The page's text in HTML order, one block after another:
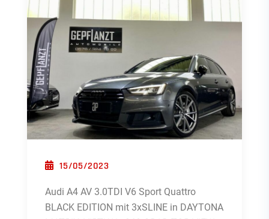
POSTED ON
15/05/2023
Audi A4 AV 3.0TDI V6 Sport Quattro
BLACK EDITION mit 3xSLINE in DAYTONA